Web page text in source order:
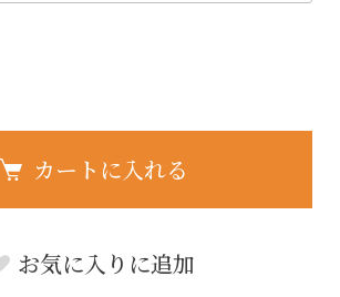
カートに入れる
お気に入りに追加